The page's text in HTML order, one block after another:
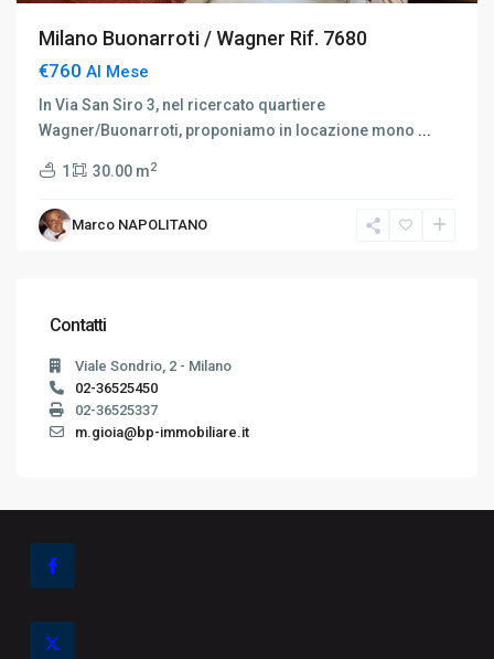
Milano Buonarroti / Wagner Rif. 7680
€760 Al Mese
In Via San Siro 3, nel ricercato quartiere
Wagner/Buonarroti, proponiamo in locazione mono ...
1 30.00 m2
Marco NAPOLITANO
Contatti
Viale Sondrio, 2 - Milano
02-36525450
02-36525337
m.gioia@bp-immobiliare.it